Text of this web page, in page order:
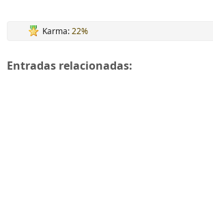
Karma:22%
Entradas relacionadas: